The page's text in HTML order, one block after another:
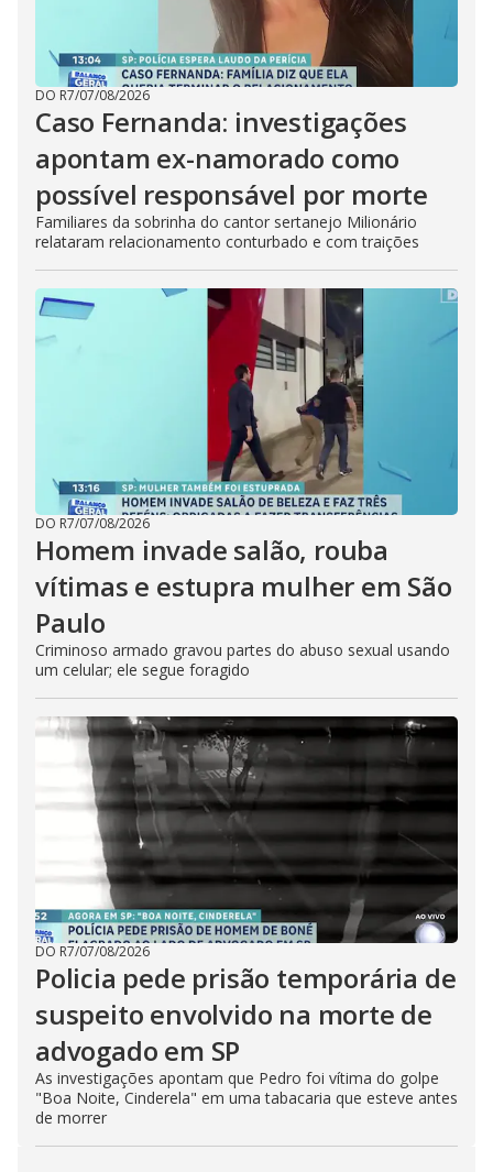
DO R7/07/08/2026
Caso Fernanda: investigações
apontam ex-namorado como
possível responsável por morte
Familiares da sobrinha do cantor sertanejo Milionário
relataram relacionamento conturbado e com traições
DO R7/07/08/2026
Homem invade salão, rouba
vítimas e estupra mulher em São
Paulo
Criminoso armado gravou partes do abuso sexual usando
um celular; ele segue foragido
DO R7/07/08/2026
Policia pede prisão temporária de
suspeito envolvido na morte de
advogado em SP
As investigações apontam que Pedro foi vítima do golpe
"Boa Noite, Cinderela" em uma tabacaria que esteve antes
de morrer